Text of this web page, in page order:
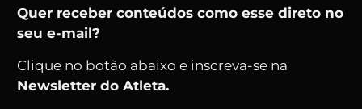
Quer receber conteúdos como esse direto no
seu e-mail?
Clique no botão abaixo e inscreva-se na
Newsletter do Atleta.